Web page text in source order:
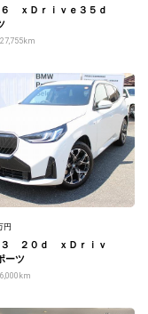
ｘＤｒｉｖｅ３５ｄ
円
２０ｄ ｘＤｒｉｖ
ーツ